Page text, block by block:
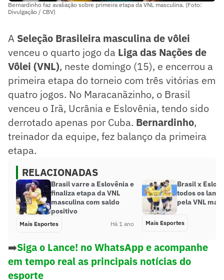
Bernardinho faz avaliação sobre primeira etapa da VNL masculina. (Foto:
Divulgação / CBV)
A Seleção Brasileira masculina de vôlei
venceu o quarto jogo da Liga das Nações de
Vôlei (VNL), neste domingo (15), e encerrou a
primeira etapa do torneio com três vitórias em
quatro jogos. No Maracanãzinho, o Brasil
venceu o Irã, Ucrânia e Eslovênia, tendo sido
derrotado apenas por Cuba. Bernardinho,
treinador da equipe, fez balanço da primeira
etapa.
RELACIONADAS
Brasil varre a Eslovênia e
finaliza etapa da VNL
masculina com saldo
positivo
Mais Esportes Há 1 ano
Brasil x
todos os
pela VNL
Mais Esportes
➡️Siga o Lance! no WhatsApp e acompanhe
em tempo real as principais notícias do
esporte